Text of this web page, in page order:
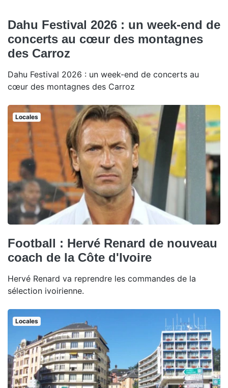
Dahu Festival 2026 : un week-end de
concerts au cœur des montagnes
des Carroz
Dahu Festival 2026 : un week-end de concerts au
cœur des montagnes des Carroz
Locales
Football : Hervé Renard de nouveau
coach de la Côte d'Ivoire
Hervé Renard va reprendre les commandes de la
sélection ivoirienne.
Locales